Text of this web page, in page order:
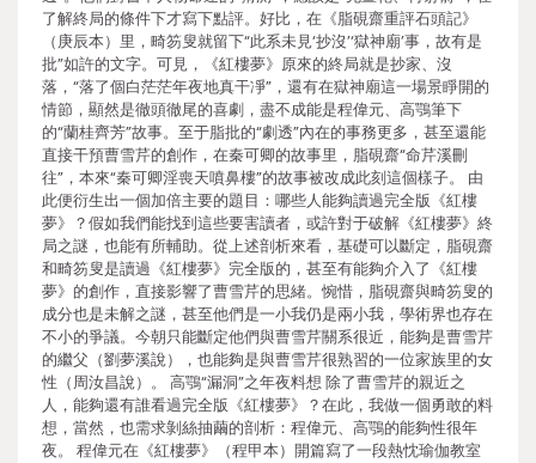
了解終局的條件下才寫下點評。好比，在《脂硯齋重評石頭記》
（庚辰本）里，畸笏叟就留下“此系未見‘抄沒’‘獄神廟’事，故有是
批”如許的文字。可見，《紅樓夢》原來的終局就是抄家、沒
落，“落了個白茫茫年夜地真干凈”，還有在獄神廟這一場景睜開的
情節，顯然是徹頭徹尾的喜劇，盡不成能是程偉元、高鶚筆下
的“蘭桂齊芳”故事。至于脂批的“劇透”內在的事務更多，甚至還能
直接干預曹雪芹的創作，在秦可卿的故事里，脂硯齋“命芹溪刪
往”，本來“秦可卿淫喪天噴鼻樓”的故事被改成此刻這個樣子。 由
此便衍生出一個加倍主要的題目：哪些人能夠讀過完全版《紅樓
夢》？假如我們能找到這些要害讀者，或許對于破解《紅樓夢》終
局之謎，也能有所輔助。從上述剖析來看，基礎可以斷定，脂硯齋
和畸笏叟是讀過《紅樓夢》完全版的，甚至有能夠介入了《紅樓
夢》的創作，直接影響了曹雪芹的思緒。惋惜，脂硯齋與畸笏叟的
成分也是未解之謎，甚至他們是一小我仍是兩小我，學術界也存在
不小的爭議。今朝只能斷定他們與曹雪芹關系很近，能夠是曹雪芹
的繼父（劉夢溪說），也能夠是與曹雪芹很熟習的一位家族里的女
性（周汝昌說）。 高鶚“漏洞”之年夜料想 除了曹雪芹的親近之
人，能夠還有誰看過完全版《紅樓夢》？在此，我做一個勇敢的料
想，當然，也需求剝絲抽繭的剖析：程偉元、高鶚的能夠性很年
夜。 程偉元在《紅樓夢》（程甲本）開篇寫了一段熱忱瑜伽教室